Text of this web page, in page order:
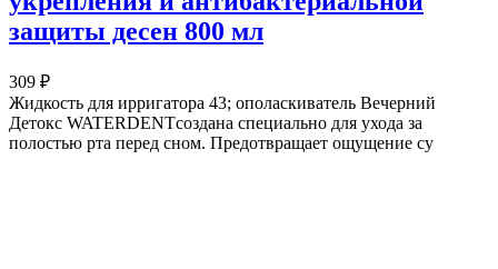
защиты десен 800 мл
309 ₽
Жидкость для ирригатора 43; ополаскиватель Вечерний
Детокс WATERDENTсоздана специально для ухода за
полостью рта перед сном. Предотвращает ощущение су